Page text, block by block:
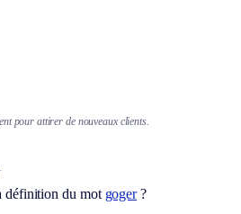
pour attirer de nouveaux clients.
définition du mot goger?